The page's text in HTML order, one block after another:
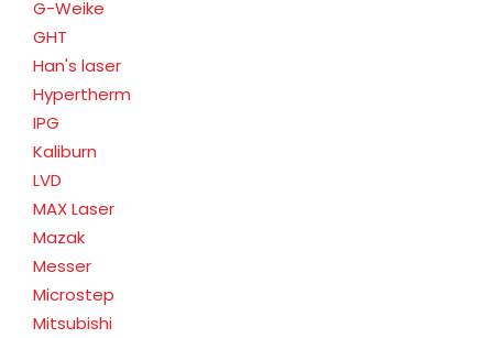
G-Weike
GHT
Han's laser
Hypertherm
IPG
Kaliburn
LVD
MAX Laser
Mazak
Messer
Microstep
Mitsubishi